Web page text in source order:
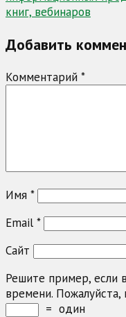
книг, вебинаров
Добавить
Комментарий *
Имя *
Email *
Сайт
Решите пример, если
времени. Пожалуйста,
= один